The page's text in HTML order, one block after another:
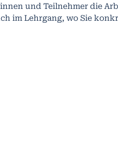
und Teilnehmer die
im Lehrgang, wo Sie